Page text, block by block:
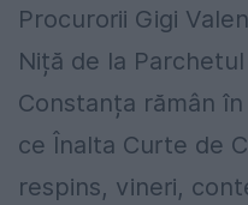
Procurorii Gigi
Niță de la
Constanța rămân
ce Înalta Curte de
respins, vineri,